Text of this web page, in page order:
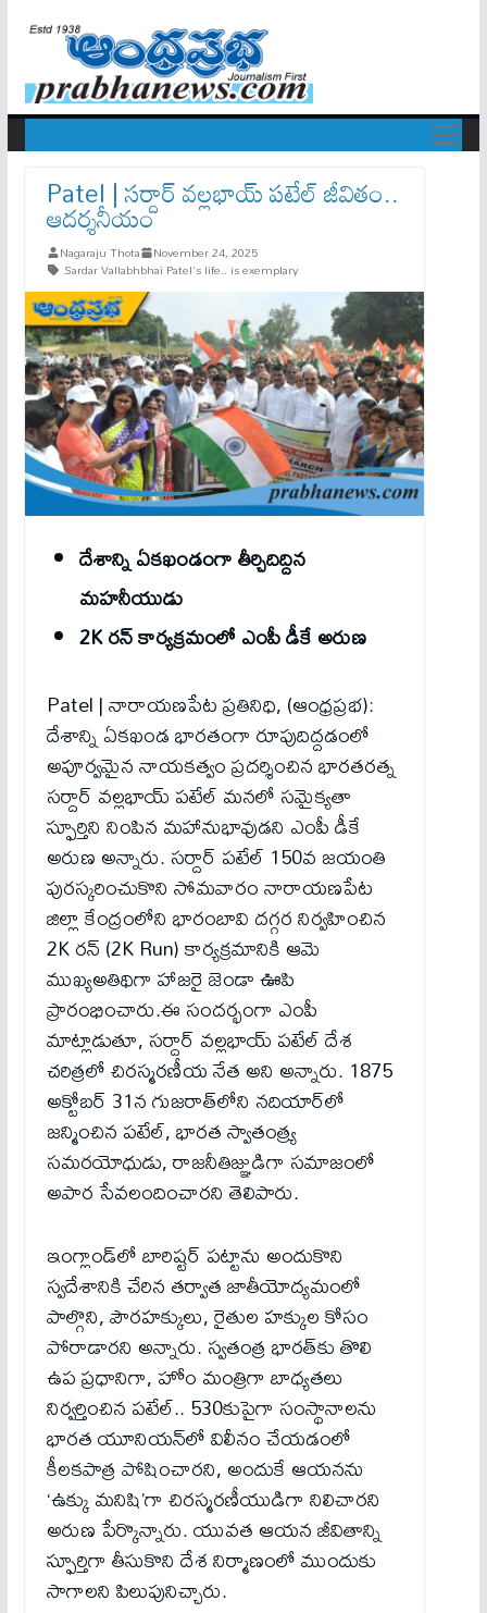
Patel | స‌ర్దార్ వ‌ల్ల‌భాయ్ పటేల్ జీవితం..
ఆదర్శనీయం
Nagaraju Thota November 24, 2025
Sardar Vallabhbhai Patel's life.. is exemplary
దేశాన్ని ఏకఖండంగా తీర్చిదిద్దిన
మ‌హ‌నీయుడు
2K రన్ కార్యక్రమంలో ఎంపీ డీకే అరుణ
Patel | నారాయణపేట ప్రతినిధి, (ఆంధ్రప్రభ):
దేశాన్ని ఏకఖండ భారతంగా రూపుదిద్దడంలో
అపూర్వమైన నాయకత్వం ప్రదర్శించిన భారతరత్న
సర్దార్ వల్లభాయ్ పటేల్ మనలో సమైక్యతా
స్ఫూర్తిని నింపిన మహానుభావుడని ఎంపీ డీకే
అరుణ అన్నారు. సర్దార్ పటేల్ 150వ జయంతి
పురస్కరించుకొని సోమవారం నారాయణపేట
జిల్లా కేంద్రంలోని భారంబావి దగ్గర నిర్వహించిన
2K రన్ (2K Run) కార్యక్రమానికి ఆమె
ముఖ్యఅతిథిగా హాజరై జెండా ఊపి
ప్రారంభించారు.ఈ సందర్భంగా ఎంపీ
మాట్లాడుతూ, సర్దార్ వల్లభాయ్ పటేల్ దేశ
చరిత్రలో చిరస్మరణీయ నేత అని అన్నారు. 1875
అక్టోబర్ 31న గుజరాత్‌లోని నదియార్‌లో
జన్మించిన పటేల్, భారత స్వాతంత్ర్య‌
సమరయోధుడు, రాజనీతిజ్ఞుడిగా సమాజంలో
అపార సేవలందించారని తెలిపారు.
ఇంగ్లాండ్‌లో బారిష్టర్ పట్టాను అందుకొని
స్వదేశానికి చేరిన తర్వాత జాతీయోద్యమంలో
పాల్గొని, పౌరహక్కులు, రైతుల హక్కుల కోసం
పోరాడారని అన్నారు. స్వతంత్ర భారత్‌కు తొలి
ఉప ప్రధానిగా, హోం మంత్రిగా బాధ్యతలు
నిర్వర్తించిన పటేల్.. 530కుపైగా సంస్థానాలను
భారత యూనియన్‌లో విలీనం చేయడంలో
కీలకపాత్ర పోషించారని, అందుకే ఆయనను
‘ఉక్కు మనిషి’గా చిరస్మరణీయుడిగా నిలిచారని
అరుణ పేర్కొన్నారు. యువత ఆయన జీవితాన్ని
స్ఫూర్తిగా తీసుకొని దేశ నిర్మాణంలో ముందుకు
సాగాలని పిలుపునిచ్చారు.